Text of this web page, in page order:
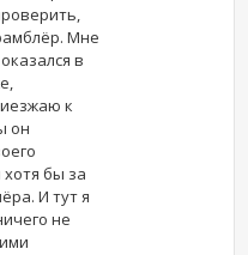
Мне
в
к
он
бы за
И тут я
не